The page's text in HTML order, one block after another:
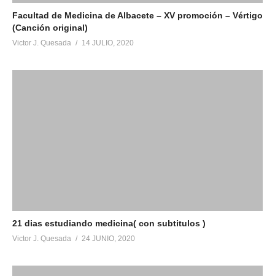
Facultad de Medicina de Albacete – XV promoción – Vértigo
(Canción original)
Victor J. Quesada 14 JULIO, 2020
21 dias estudiando medicina( con subtitulos )
Victor J. Quesada 24 JUNIO, 2020